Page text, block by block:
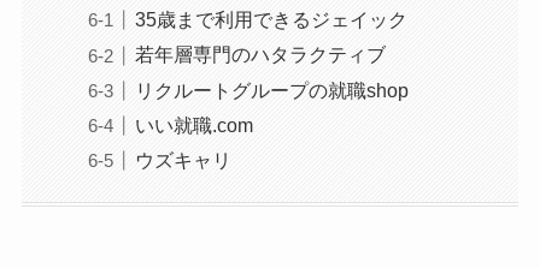
35歳まで利用できるジェイック
若年層専門のハタラクティブ
リクルートグループの就職shop
いい就職.com
ウズキャリ